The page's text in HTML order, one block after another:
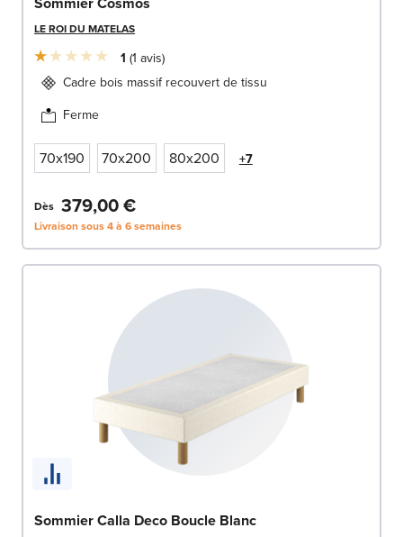
LE ROI DU MATELAS
1 1 avis
Cadre bois massif recouvert de tissu
Ferme
70x190 70x200 80x200 +7
Dès 379,00 €
Livraison sous 4 à 6 semaines
Sommier Calla Deco Boucle Blanc